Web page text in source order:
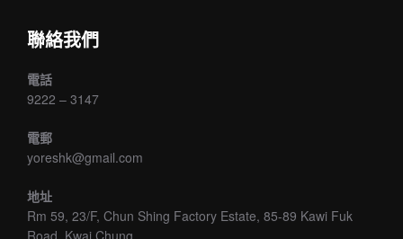
聯絡我們
電話
9222 – 3147
電郵
yoreshk@gmail.com
地址
Rm 59, 23/F, Chun Shing Factory Estate, 85-89 Kawi Fuk